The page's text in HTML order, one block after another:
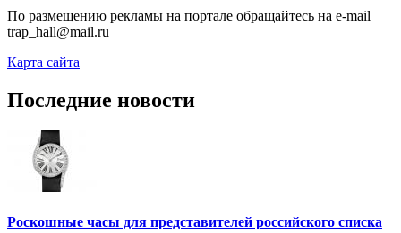
По размещению рекламы на портале обращайтесь на e-mail
trap_hall@mail.ru
Карта сайта
Последние новости
Роскошные часы для представителей российского списка